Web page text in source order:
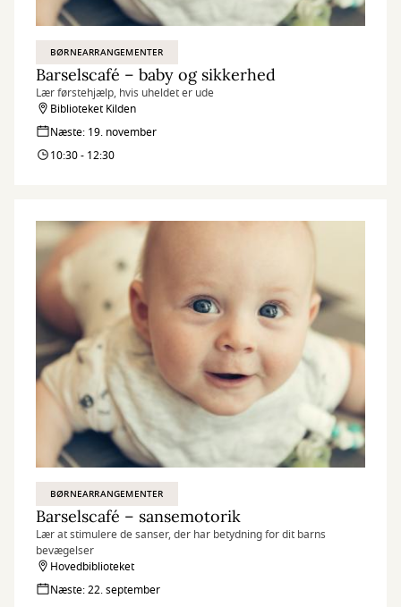
BØRNEARRANGEMENTER
Barselscafé – baby og sikkerhed
Lær førstehjælp, hvis uheldet er ude
Biblioteket Kilden
Næste: 19. november
10:30 - 12:30
BØRNEARRANGEMENTER
Barselscafé – sansemotorik
Lær at stimulere de sanser, der har betydning for dit barns
bevægelser
Hovedbiblioteket
Næste: 22. september